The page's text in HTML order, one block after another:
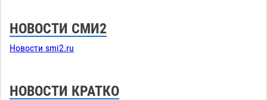
НОВОСТИ СМИ2
Новости smi2.ru
НОВОСТИ КРАТКО